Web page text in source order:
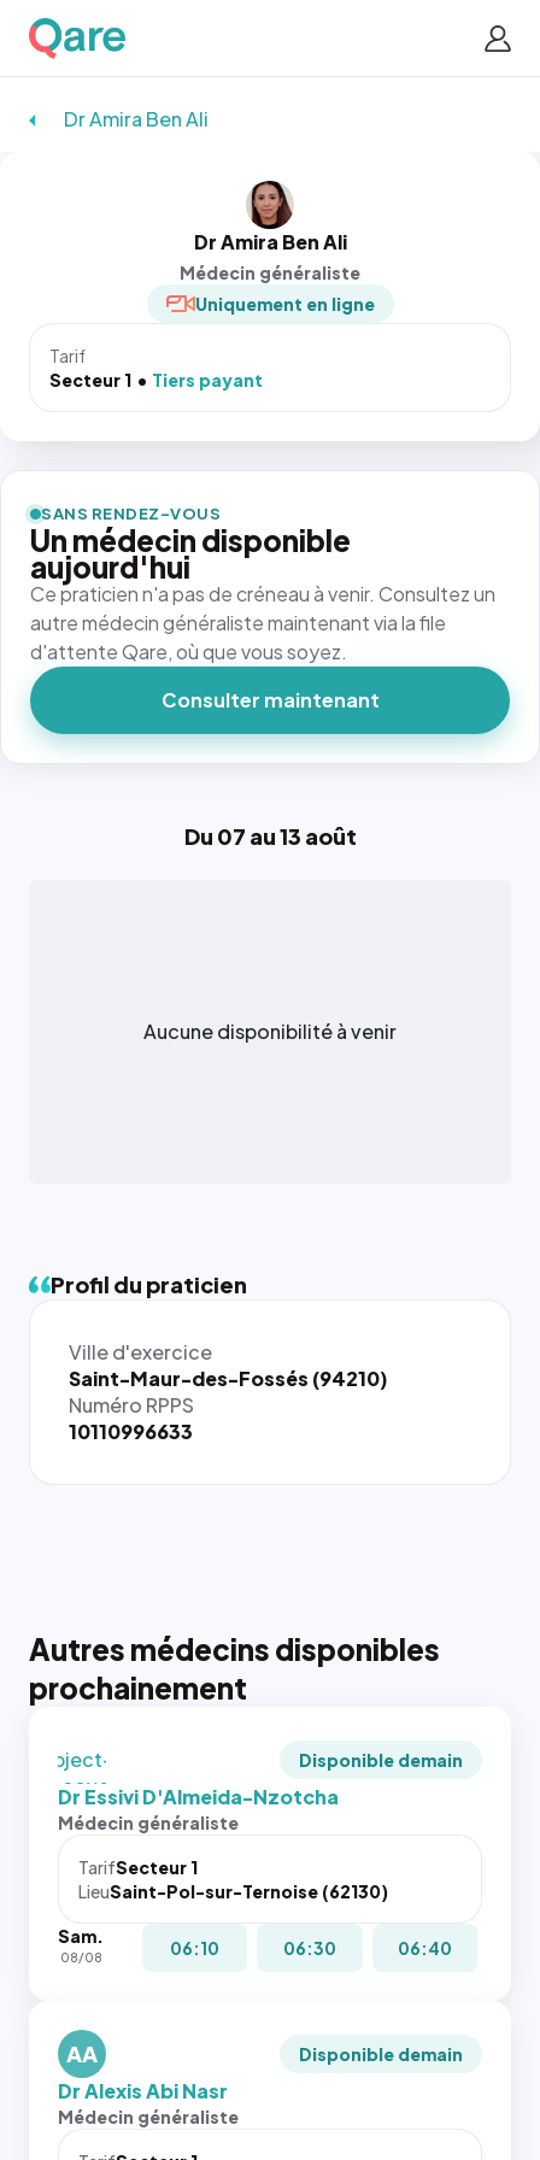
Dr Amira Ben Ali
Dr Amira Ben Ali
Médecin généraliste
Uniquement en ligne
Tarif
Secteur 1
Tiers payant
Du 07 au 13 août
Aucune disponibilité à venir
Profil du praticien
Ville d'exercice
Saint-Maur-des-Fossés (94210)
Numéro RPPS
10110996633
SANS RENDEZ-VOUS
Un médecin disponible
aujourd'hui
Ce praticien n'a pas de créneau à venir. Consultez un
autre médecin généraliste maintenant via la file
d'attente Qare, où que vous soyez.
Consulter maintenant
Autres médecins disponibles
prochainement
{# 40×40
: la taille
rendue par
`.profile-
puisque la
photo est
recadrée
`object-
fit: cover`.
Sans ces
navigateur
pas la
place, et
les trois
dernières
images de
l'annuaire
dans ce
Disponible demain
Dr Essivi D'Almeida-Nzotcha
Médecin généraliste
TarifSecteur 1
LieuSaint-Pol-sur-Ternoise (62130)
Sam.
08/08 06:10 06:30 06:40
AA Disponible demain
Dr Alexis Abi Nasr
Médecin généraliste
{# 40×40
`.profile-
picture`,
et un
rapport 1:1